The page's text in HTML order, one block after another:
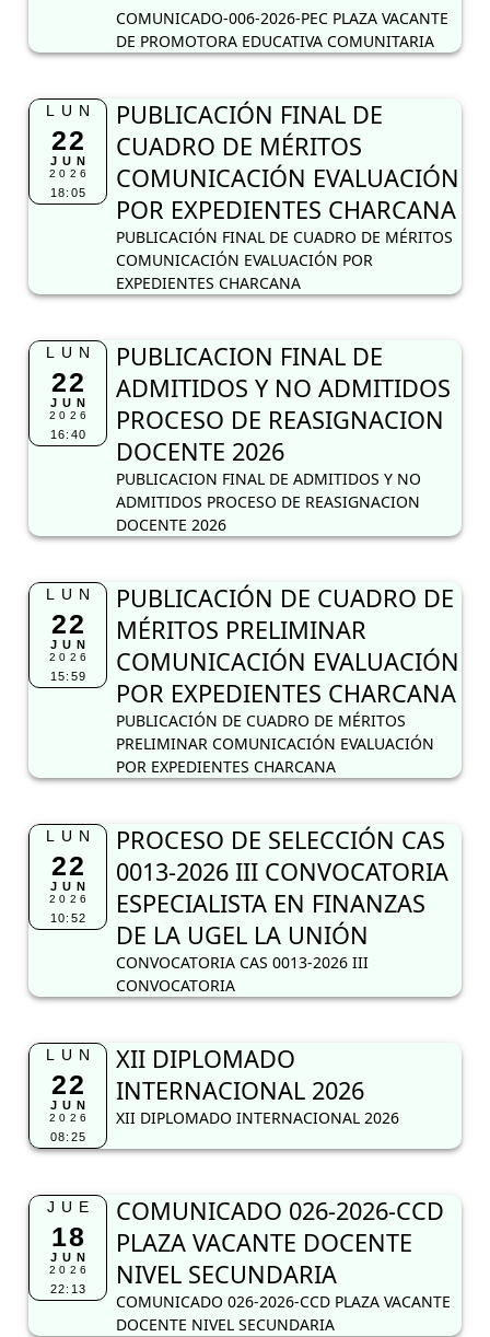
COMUNICADO-006-2026-PEC PLAZA VACANTE
DE PROMOTORA EDUCATIVA COMUNITARIA
LUN
22
JUN
2026
18:05
PUBLICACIÓN FINAL DE
CUADRO DE MÉRITOS
COMUNICACIÓN EVALUACIÓN
POR EXPEDIENTES CHARCANA
PUBLICACIÓN FINAL DE CUADRO DE MÉRITOS
COMUNICACIÓN EVALUACIÓN POR
EXPEDIENTES CHARCANA
LUN
22
JUN
2026
16:40
PUBLICACION FINAL DE
ADMITIDOS Y NO ADMITIDOS
PROCESO DE REASIGNACION
DOCENTE 2026
PUBLICACION FINAL DE ADMITIDOS Y NO
ADMITIDOS PROCESO DE REASIGNACION
DOCENTE 2026
LUN
22
JUN
2026
15:59
PUBLICACIÓN DE CUADRO DE
MÉRITOS PRELIMINAR
COMUNICACIÓN EVALUACIÓN
POR EXPEDIENTES CHARCANA
PUBLICACIÓN DE CUADRO DE MÉRITOS
PRELIMINAR COMUNICACIÓN EVALUACIÓN
POR EXPEDIENTES CHARCANA
LUN
22
JUN
2026
10:52
PROCESO DE SELECCIÓN CAS
0013-2026 III CONVOCATORIA
ESPECIALISTA EN FINANZAS
DE LA UGEL LA UNIÓN
CONVOCATORIA CAS 0013-2026 III
CONVOCATORIA
LUN
22
JUN
2026
08:25
XII DIPLOMADO
INTERNACIONAL 2026
XII DIPLOMADO INTERNACIONAL 2026
JUE
18
JUN
2026
22:13
COMUNICADO 026-2026-CCD
PLAZA VACANTE DOCENTE
NIVEL SECUNDARIA
COMUNICADO 026-2026-CCD PLAZA VACANTE
DOCENTE NIVEL SECUNDARIA